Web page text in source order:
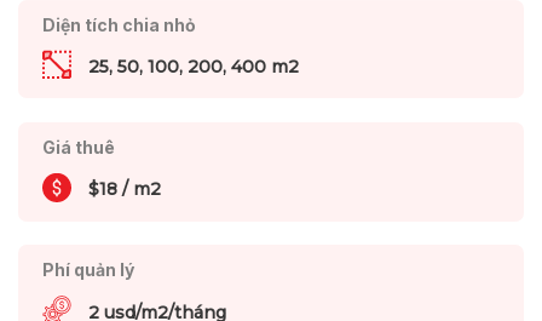
Diện tích chia nhỏ
25, 50, 100, 200, 400 m2
Giá thuê
$18 / m2
Phí quản lý
2 usd/m2/tháng